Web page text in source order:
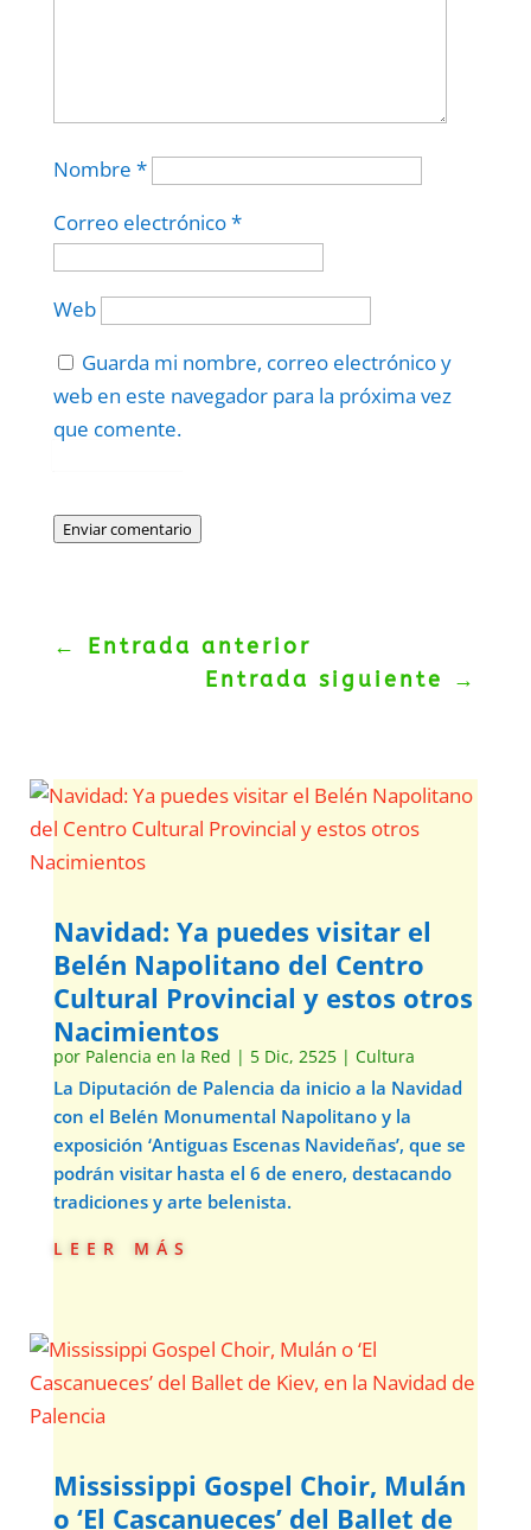
Nombre *
Correo electrónico*
Web
Guarda mi nombre, correo electrónico y
web en este navegador para la próxima vez
que comente.
Enviar comentario
← Entrada anterior
Entrada siguiente
→
Navidad: Ya puedes visitar el
Belén Napolitano del Centro
Cultural Provincial y estos otros
Nacimientos
por Palencia en la Red | 5 Dic, 2525| Cultura
La Diputación de Palencia da inicio a la Navidad
con el Belén Monumental Napolitano y la
exposición ‘Antiguas Escenas Navideñas’, que se
podrán visitar hasta el 6 de enero, destacando
tradiciones y arte belenista.
leer más
Mississippi Gospel Choir, Mulán
o ‘El Cascanueces’ del Ballet de